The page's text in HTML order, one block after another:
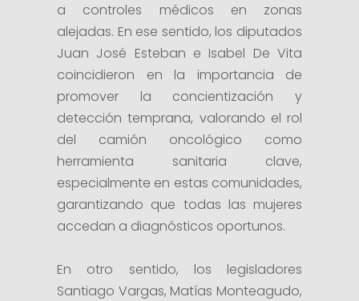
a controles médicos en zonas
alejadas. En ese sentido, los diputados
Juan José Esteban e Isabel De Vita
coincidieron en la importancia de
promover la concientización y
detección temprana, valorando el rol
del camión oncológico como
herramienta sanitaria clave,
especialmente en estas comunidades,
garantizando que todas las mujeres
accedan a diagnósticos oportunos.
En otro sentido, los legisladores
Santiago Vargas, Matías Monteagudo,